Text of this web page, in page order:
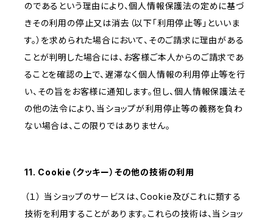
のであるという理由により、個人情報保護法の定めに基づ
きその利用の停止又は消去（以下「利用停止等」といいま
す。）を求められた場合において、そのご請求に理由がある
ことが判明した場合には、お客様ご本人からのご請求であ
ることを確認の上で、遅滞なく個人情報の利用停止等を行
い、その旨をお客様に通知します。但し、個人情報保護法そ
の他の法令により、当ショップが利用停止等の義務を負わ
ない場合は、この限りではありません。
11. Cookie（クッキー）その他の技術の利用
（１） 当ショップのサービスは、Cookie及びこれに類する
技術を利用することがあります。これらの技術は、当ショッ